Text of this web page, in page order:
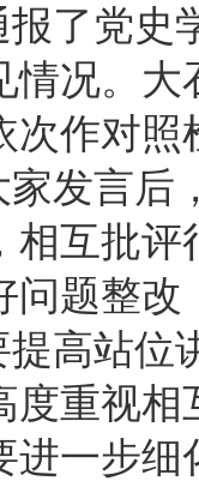
了党史
情况。
次作对
发言后
相互批
问题整
高站位
度重视
进一步